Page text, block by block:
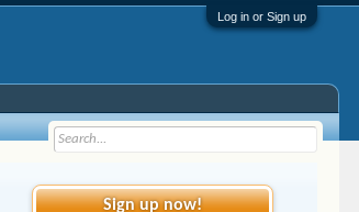
Log in or Sign up
Sign up now!